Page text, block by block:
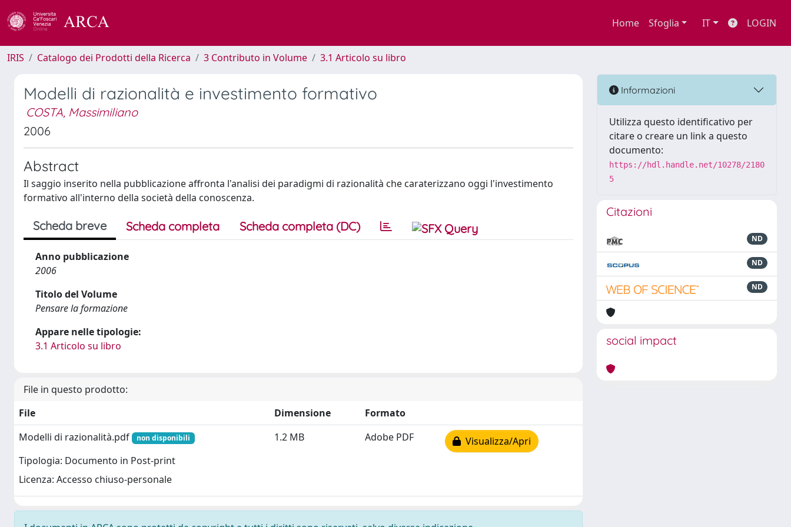
Home Sfoglia IT LOGIN
IRIS Catalogo dei Prodotti della Ricerca 3 Contributo in Volume 3.1 Articolo su libro
Modelli di razionalità e investimento formativo
COSTA, Massimiliano
2006
Abstract
Il saggio inserito nella pubblicazione affronta l'analisi dei paradigmi di razionalità che caraterizzano oggi l'investimento
formativo all'interno della società della conoscenza.
Scheda breve Scheda completa Scheda completa (DC)
Anno pubblicazione
2006
Titolo del Volume
Pensare la formazione
Appare nelle tipologie:
3.1 Articolo su libro
File in questo prodotto:
File
Dimensione
Formato
Modelli di razionalità.pdf
non disponibili
Tipologia: Documento in Post-print
Licenza: Accesso chiuso-personale
1.2 MB Adobe PDF Visualizza/Apri
Informazioni
Utilizza questo identificativo per
citare o creare un link a questo
documento:
https://hdl.handle.net/10278/2180
5
Citazioni
ND
ND
ND
social impact